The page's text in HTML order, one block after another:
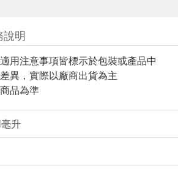
說明
用注意事項皆標示於包裝或產品中
異，實際以廠商出貨為主
品為準
升